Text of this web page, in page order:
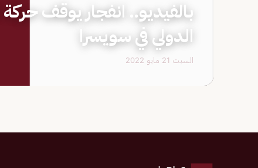
بالفيديو.. انفجار يوقف
الدولي في سويسرا
السبت 21 مايو 2022